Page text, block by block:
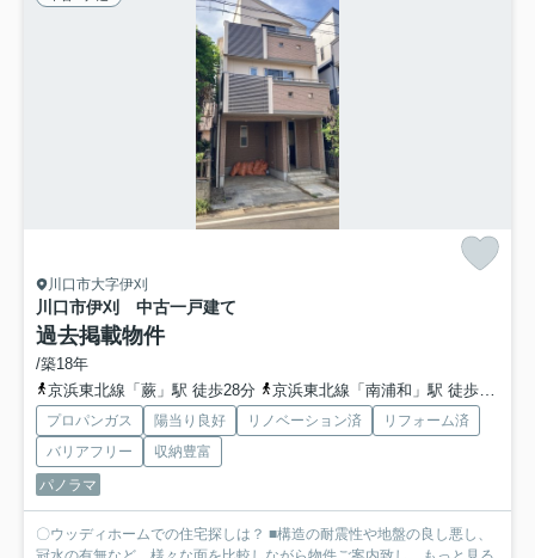
川口市大字伊刈
川口市伊刈 中古一戸建て
過去掲載物件
/築18年
京浜東北線「蕨」駅 徒歩28分
京浜東北線「南浦和」駅 徒歩34分
プロパンガス 陽当り良好 リノベーション済
リフォーム済
バリアフリー
収納豊富
パノラマ
〇ウッディホームでの住宅探しは？ ■構造の耐震性や地盤の良し悪し、